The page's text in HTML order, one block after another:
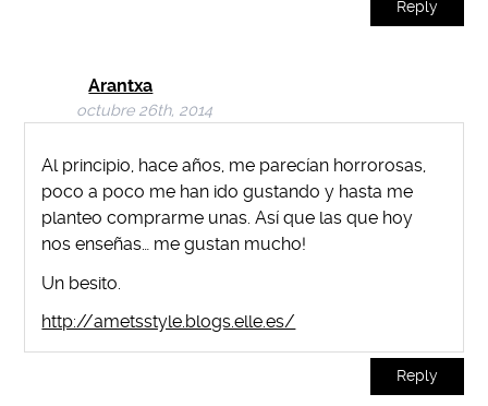
Reply
Arantxa
octubre 26th, 2014
Al principio, hace años, me parecían horrorosas,
poco a poco me han ido gustando y hasta me
planteo comprarme unas. Así que las que hoy
nos enseñas… me gustan mucho!
Un besito.
http://ametsstyle.blogs.elle.es/
Reply